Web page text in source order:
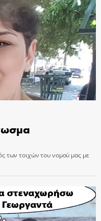
των τοιχών του νομού μας με